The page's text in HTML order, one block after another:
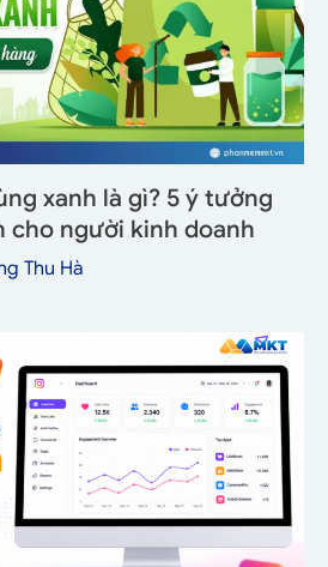
xanh là gì? 5 ý tưởng
cho người kinh doanh
Thu Hà